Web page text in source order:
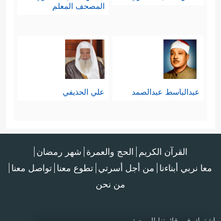
المصحف المعلم
عبدالباسط عبدالصمد علي الحذيفي
القرآن الكريم الحج والعمرة شهر رمضان
معا نربي أبناءنا من أجل أسرتي تطوع معنا تواصل معنا
من نحن